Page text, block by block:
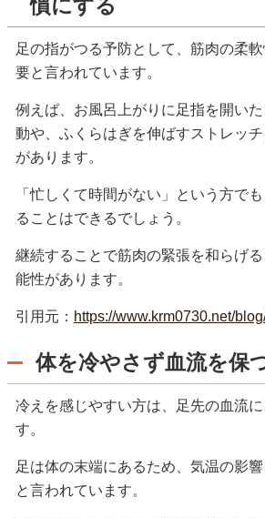
慣にする
足の指がつる予防として、筋肉の柔
要と言われています。
例えば、お風呂上がりに足指を開い
動や、ふくらはぎを伸ばすストレッ
があります。
「忙しくて時間がない」という方で
ることはできるでしょう。
継続することで筋肉の緊張を和らげ
能性があります。
引用元： https://www.krm0730.net/
体を冷やさず血流を保
冷えを感じやすい方は、足先の血流
す。
足は体の末端にあるため、気温の影
と言われています。